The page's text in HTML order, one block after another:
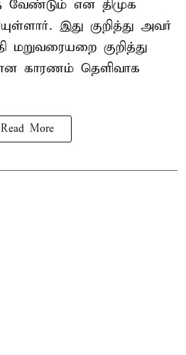
வேண்டும் என திமுக
இது குறித்து அவர்
மறுவரையறை குறித்து
காரணம் தெளிவாக
Read More